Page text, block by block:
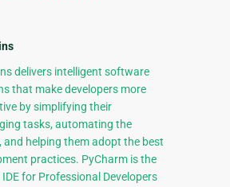
delivers intelligent software
that make developers more
by simplifying their
tasks, automating the
and helping them adopt the best
practices. PyCharm is the
for Professional Developers